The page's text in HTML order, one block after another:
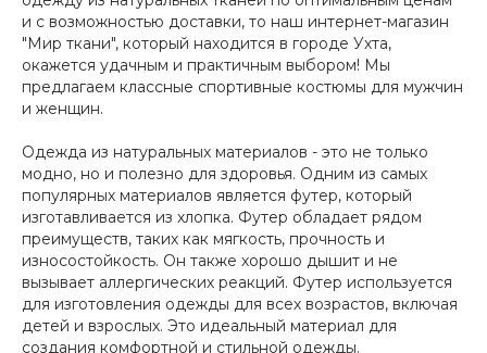
и с возможностью доставки, то наш интернет-магазин
"Мир ткани", который находится в городе Ухта,
окажется удачным и практичным выбором! Мы
предлагаем классные спортивные костюмы для мужчин
и женщин.
Одежда из натуральных материалов - это не только
модно, но и полезно для здоровья. Одним из самых
популярных материалов является футер, который
изготавливается из хлопка. Футер обладает рядом
преимуществ, таких как мягкость, прочность и
износостойкость. Он также хорошо дышит и не
вызывает аллергических реакций. Футер используется
для изготовления одежды для всех возрастов, включая
детей и взрослых. Это идеальный материал для
создания комфортной и стильной одежды.